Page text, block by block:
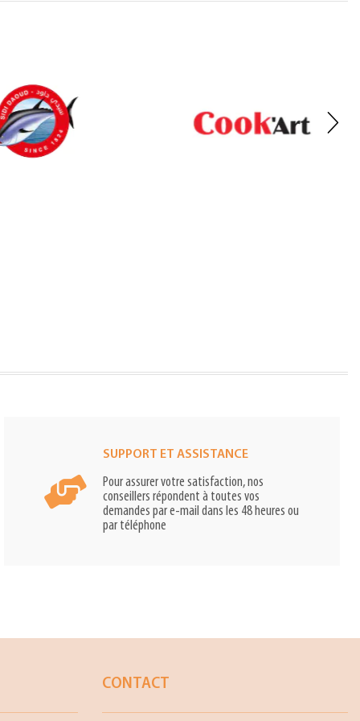
SUPPORT ET ASSISTANCE
Pour assurer votre satisfaction, nos
conseillers répondent à toutes vos
demandes par e-mail dans les 48 heures ou
par téléphone
CONTACT